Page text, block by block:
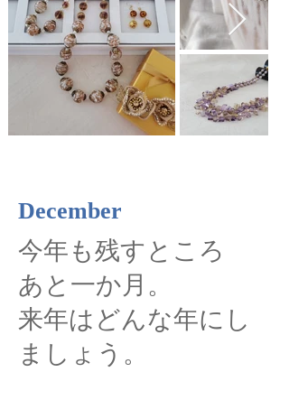
December
今年も残すところ
あと一か月。
来年はどんな年にし
ましょう。